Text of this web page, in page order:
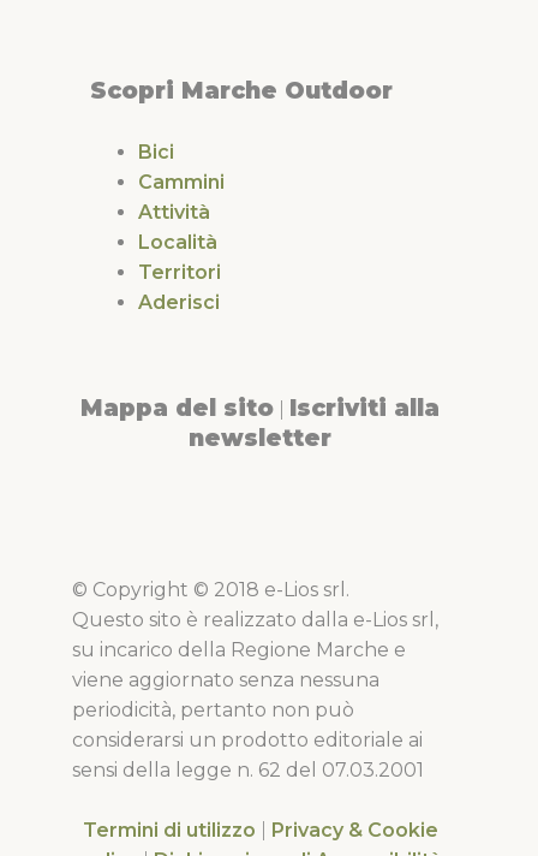
Scopri Marche Outdoor
Bici
Cammini
Attività
Località
Territori
Aderisci
Mappa del sito Iscriviti alla
newsletter
© Copyright © 2018 e-Lios srl.
Questo sito è realizzato dalla e-Lios srl,
su incarico della Regione Marche e
viene aggiornato senza nessuna
periodicità, pertanto non può
considerarsi un prodotto editoriale ai
sensi della legge n. 62 del 07.03.2001
Termini di utilizzo
Privacy & Cookie